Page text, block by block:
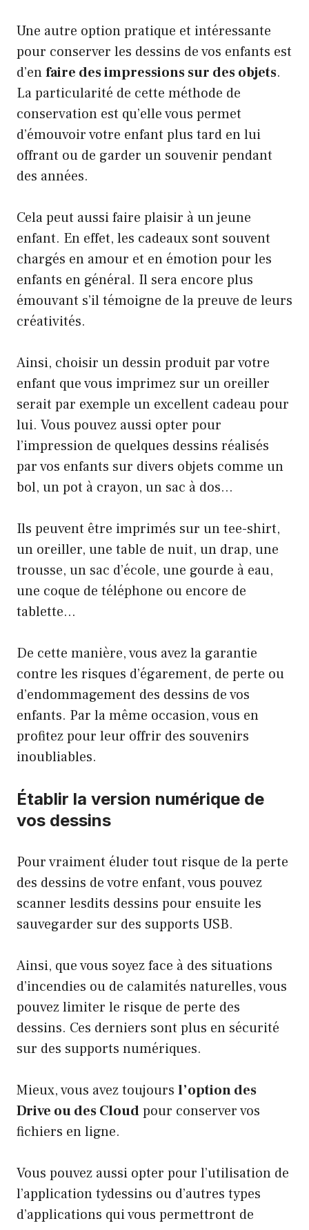
Une autre option pratique et intéressante
pour conserver les dessins de vos enfants est
d’enfaire des impressions sur des objets.
La particularité de cette méthode de
conservation est qu’elle vous permet
d’émouvoir votre enfant plus tard en lui
offrant ou de garder un souvenir pendant
des années.
Cela peut aussi faire plaisir à un jeune
enfant. En effet, les cadeaux sont souvent
chargés en amour et en émotion pour les
enfants en général. Il sera encore plus
émouvant s’il témoigne de la preuve de leurs
créativités.
Ainsi, choisir un dessin produit par votre
enfant que vous imprimez sur un oreiller
serait par exemple un excellent cadeau pour
lui. Vous pouvez aussi opter pour
l’impression de quelques dessins réalisés
par vos enfants sur divers objets comme un
bol, un pot à crayon, un sac à dos…
Ils peuvent être imprimés sur un tee-shirt,
un oreiller, une table de nuit, un drap, une
trousse, un sac d’école, une gourde à eau,
une coque de téléphone ou encore de
tablette…
De cette manière, vous avez la garantie
contre les risques d’égarement, de perte ou
d’endommagement des dessins de vos
enfants. Par la même occasion, vous en
profitez pour leur offrir des souvenirs
inoubliables.
Établir la version numérique de
vos dessins
Pour vraiment éluder tout risque de la perte
des dessins de votre enfant, vous pouvez
scanner lesdits dessins pour ensuite les
sauvegarder sur des supports USB.
Ainsi, que vous soyez face à des situations
d’incendies ou de calamités naturelles, vous
pouvez limiter le risque de perte des
dessins. Ces derniers sont plus en sécurité
sur des supports numériques.
Mieux, vous avez toujours l’option des
Drive ou des Cloudpour conserver vos
fichiers en ligne.
Vous pouvez aussi opter pour l’utilisation de
l’application tydessins ou d’autres types
d’applications qui vous permettront de